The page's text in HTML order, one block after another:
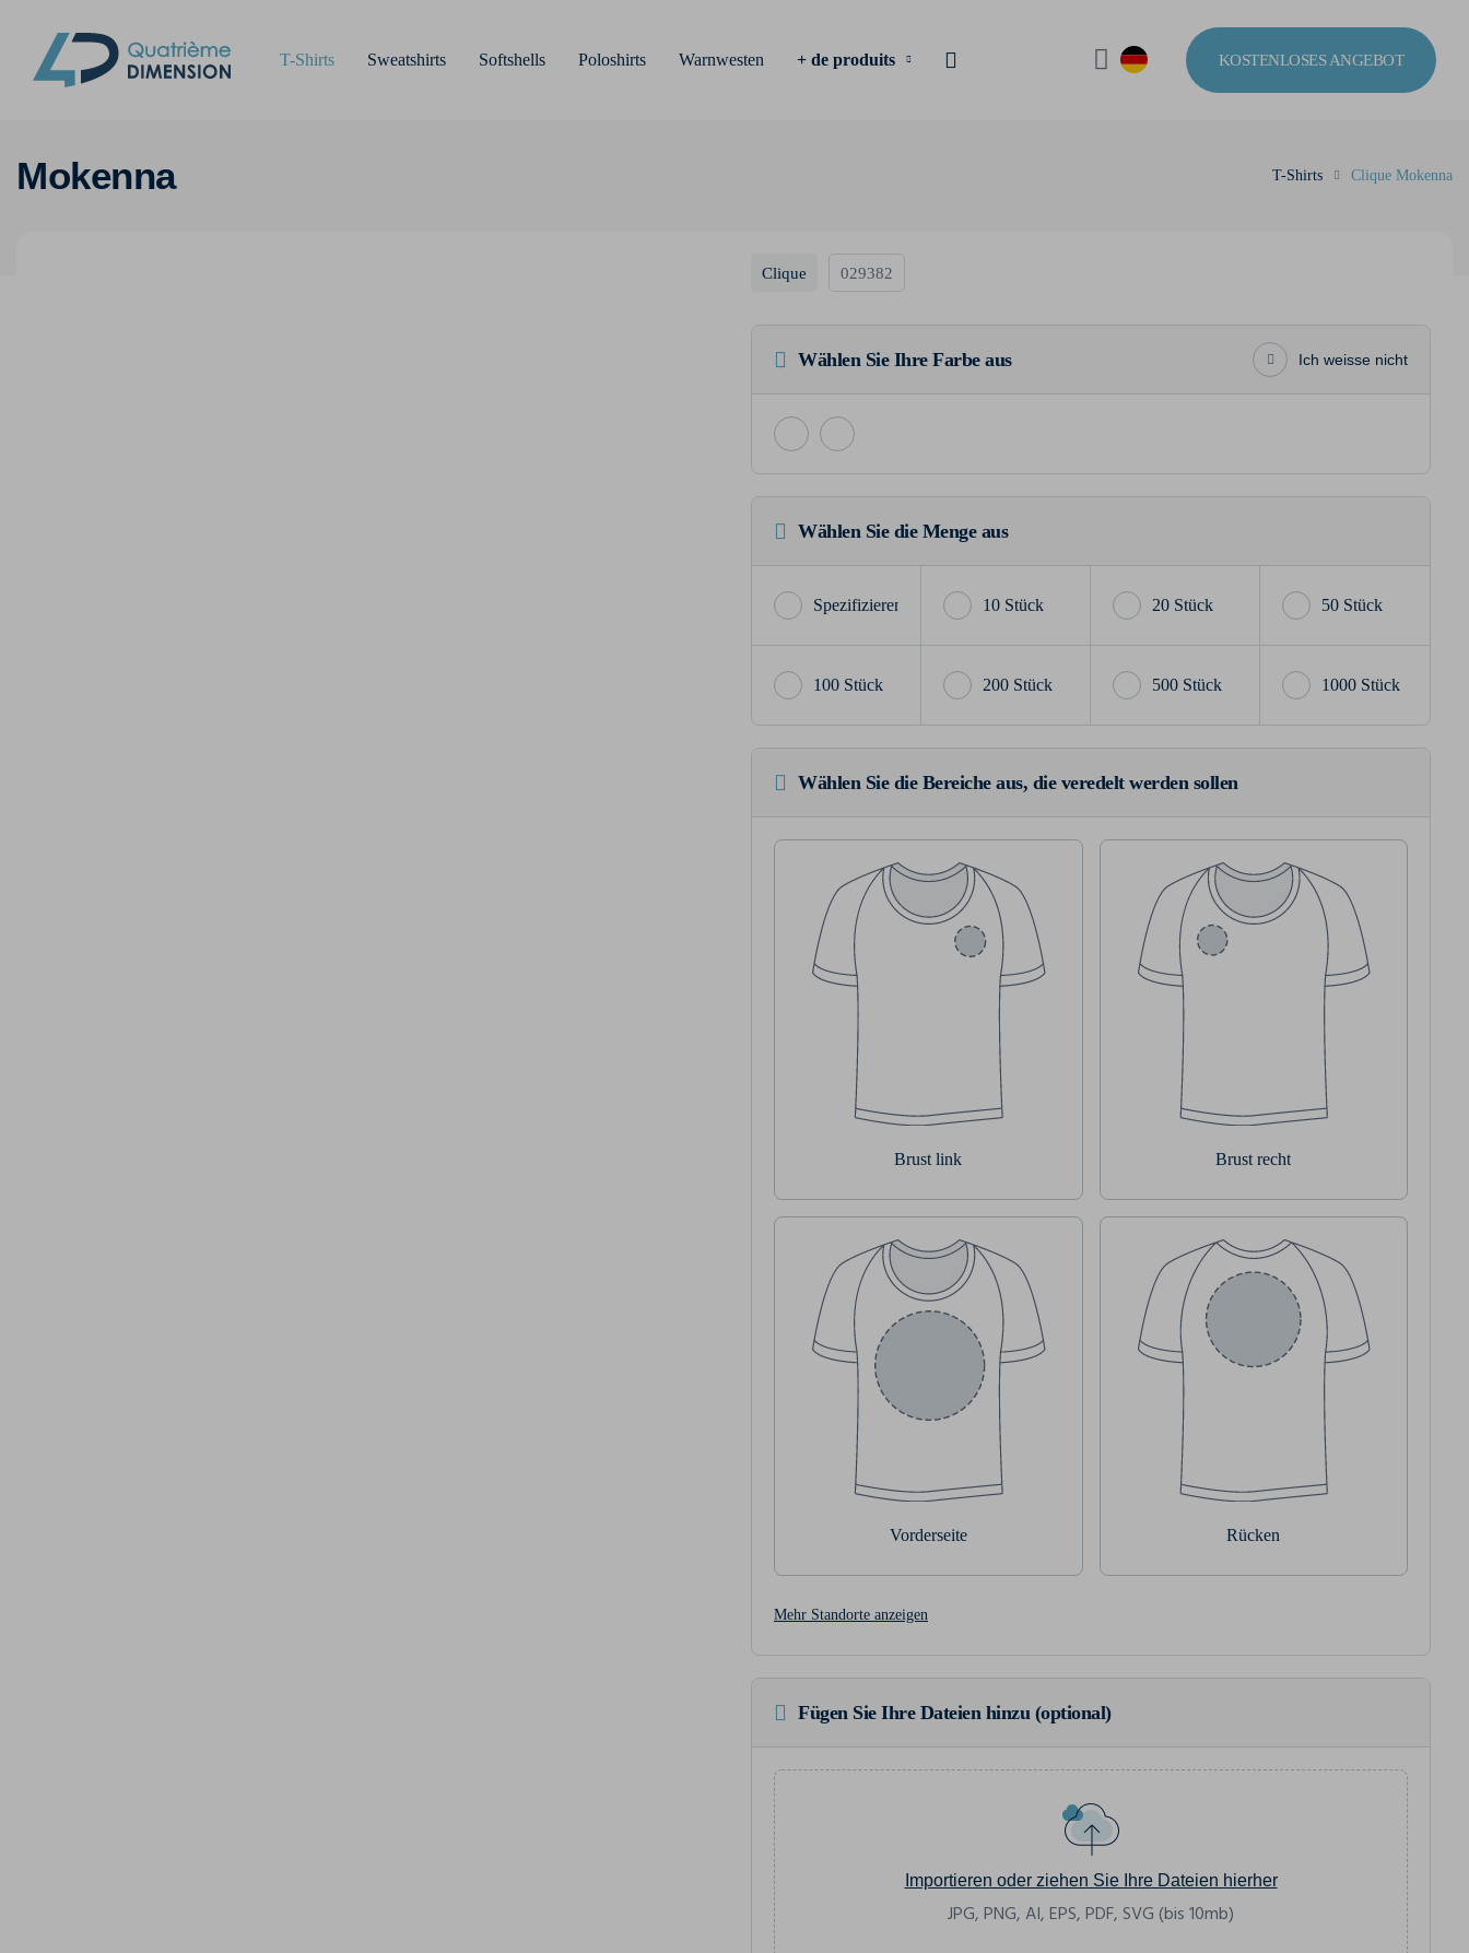
T-Shirts Sweatshirts Softshells Poloshirts Warnwesten + de produits KOSTENLOSES ANGEBOT
Mokenna T-Shirts Clique Mokenna
Clique 029382
Wählen Sie Ihre Farbe aus Ich weisse nicht
Wählen Sie die Menge aus
10 Stück 20 Stück 50 Stück
100 Stück 200 Stück 500 Stück 1000 Stück
Wählen Sie die Bereiche aus, die veredelt werden sollen
Brust link Brust recht
Vorderseite Rücken
Mehr Standorte anzeigen
Fügen Sie Ihre Dateien hinzu (optional)
Importieren oder ziehen Sie Ihre Dateien hierher
JPG, PNG, AI, EPS, PDF, SVG (bis 10mb)